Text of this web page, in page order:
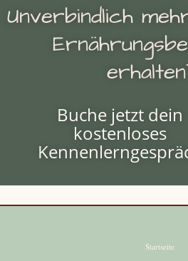
Unverbindlich
Buche jetzt dein
kostenloses
Startseite